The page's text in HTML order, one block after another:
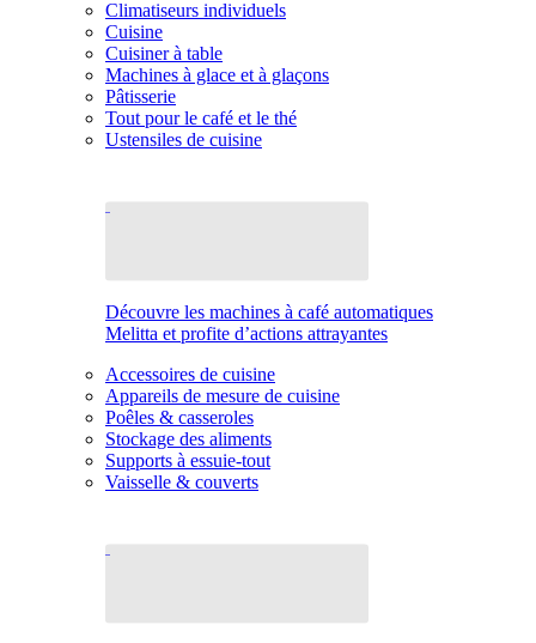
Climatiseurs individuels
Cuisine
Cuisiner à table
Machines à glace et à glaçons
Pâtisserie
Tout pour le café et le thé
Ustensiles de cuisine
Découvre les machines à café automatiques
Melitta et profite d’actions attrayantes
Accessoires de cuisine
Appareils de mesure de cuisine
Poêles & casseroles
Stockage des aliments
Supports à essuie-tout
Vaisselle & couverts